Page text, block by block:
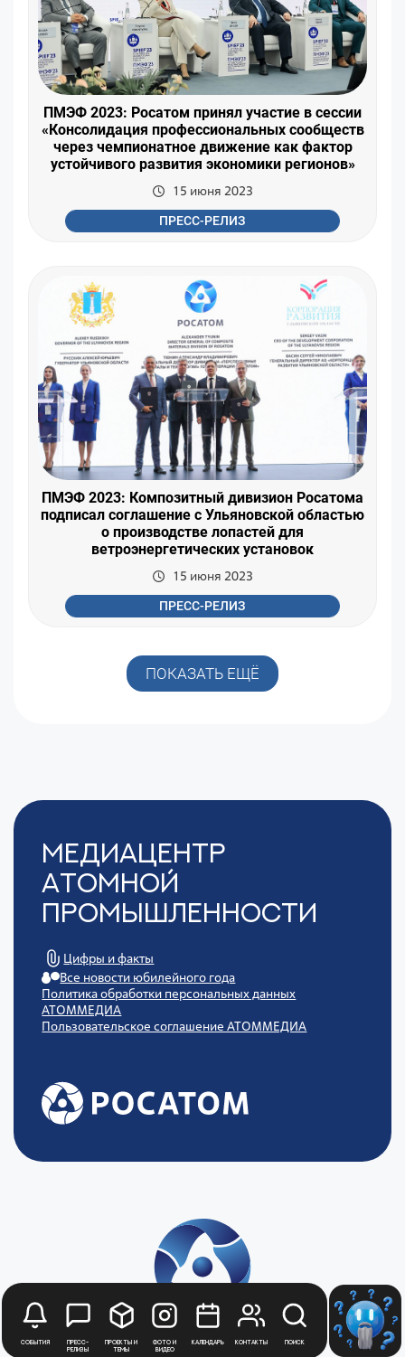
События
Пресс-
релизы
Проекты и
темы
Фото и
видео
Календарь Контакты Поиск
ПМЭФ 2023: Росатом принял участие в сессии
«Консолидация профессиональных сообществ
через чемпионатное движение как фактор
устойчивого развития экономики регионов»
15 июня 2023
ПРЕСС-РЕЛИЗ
ПМЭФ 2023: Композитный дивизион Росатома
подписал соглашение с Ульяновской областью
о производстве лопастей для
ветроэнергетических установок
15 июня 2023
ПРЕСС-РЕЛИЗ
ПОКАЗАТЬ ЕЩЁ
Медиацентр
Атомной
Промышленности
Цифры и факты
Все новости юбилейного года
Политика обработки персональных данных
АТОММЕДИА
Пользовательское соглашение АТОММЕДИА